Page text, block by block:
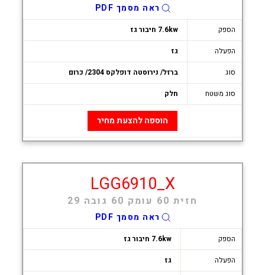
ראה מסמך PDF
הספק
7.6kw חיבור גז
הפעלה
גז
סוג
ברזל/ נירוסטה דופלקס 2304/ כרום
סוג משטח
חלק
הוספה להצעת מחיר
LGG6910_X
חזית 60 עומק 60 גובה 29
ראה מסמך PDF
הספק
7.6kw חיבור גז
הפעלה
גז